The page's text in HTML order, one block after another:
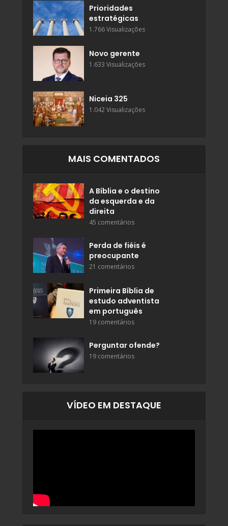
Prioridades
estratégicas
1.766 Visualizações
Novo gerente
1.633 Visualizações
Niceia 325
1.042 Visualizações
MAIS COMENTADOS
A Bíblia e o destino
da esquerda e da
direita
45 comentários
Perda de fiéis é
preocupante
21 comentários
Primeira Bíblia de
estudo adventista
em português
19 comentários
Perguntar ofende?
19 comentários
VÍDEO EM DESTAQUE